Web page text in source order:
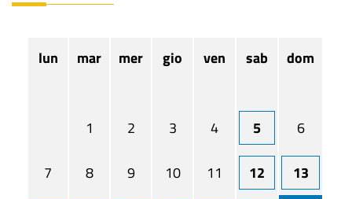
lun mar mer gio ven sab dom
1 2 3 4 5 6
7 8 9 10 11 12 13